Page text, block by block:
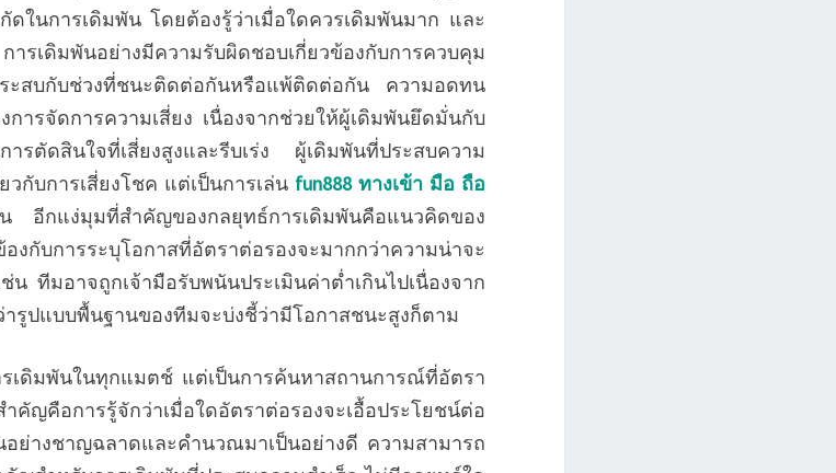
ในการเดิมพัน โดยต้องรู้ว่าเมื่อใดควรเดิมพันมาก และ
ดิมพันอย่างมีความรับผิดชอบเกี่ยวข้องกับการควบคุม
ะสบกับช่วงที่ชนะติดต่อกันหรือแพ้ติดต่อกัน ความอดทน
ารจัดการความเสี่ยง เนื่องจากช่วยให้ผู้เดิมพันยึดมั่นกับ
รตัดสินใจที่เสี่ยงสูงและรีบเร่ง ผู้เดิมพันที่ประสบความ
วกับการเสี่ยงโชค แต่เป็นการเล่น fun888 ทางเข้า มือ ถือ
อีกแง่มุมที่สำคัญของกลยุทธ์การเดิมพันคือแนวคิดของ
กับการระบุโอกาสที่อัตราต่อรองจะมากกว่าความน่าจะ
น ทีมอาจถูกเจ้ามือรับพนันประเมินค่าต่ำเกินไปเนื่องจาก
รูปแบบพื้นฐานของทีมจะบ่งชี้ว่ามีโอกาสชนะสูงก็ตาม
เดิมพันในทุกแมตช์ แต่เป็นการค้นหาสถานการณ์ที่อัตรา
คัญคือการรู้จักว่าเมื่อใดอัตราต่อรองจะเอื้อประโยชน์ต่อ
ย่างชาญฉลาดและคำนวณมาเป็นอย่างดี ความสามารถ